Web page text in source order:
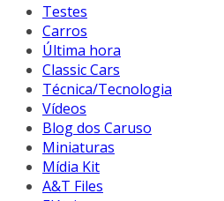
Testes
Carros
Última hora
Classic Cars
Técnica/Tecnologia
Vídeos
Blog dos Caruso
Miniaturas
Mídia Kit
A&T Files